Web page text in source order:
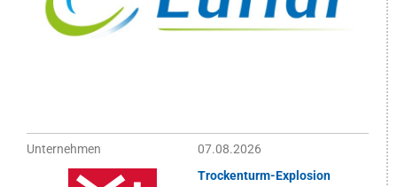
Unternehmen
07.08.2026
Trockenturm-Explosion